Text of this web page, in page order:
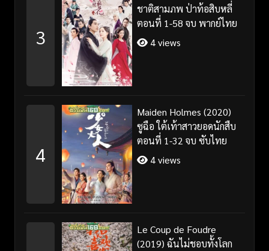
3
ชาติสามภพ ป่าท้อสิบหลี่
ตอนที่ 1-58 จบ พากย์ไทย
4 views
4
Maiden Holmes (2020)
ซูฉือ ใต้เท้าสาวยอดนักสืบ
ตอนที่ 1-32 จบ ซับไทย
4 views
Le Coup de Foudre
(2019) ฉันไม่ชอบทั้งโลก